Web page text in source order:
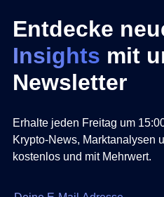
Entdecke
Insights mit
Newsletter
Erhalte jeden Freitag um
Krypto-News, Marktanalysen
kostenlos und mit Mehrwert.